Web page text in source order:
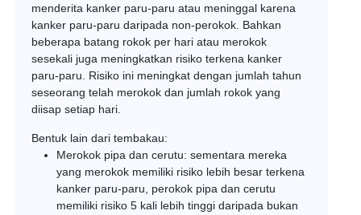
menderita kanker paru-paru atau meninggal karena
kanker paru-paru daripada non-perokok. Bahkan
beberapa batang rokok per hari atau merokok
sesekali juga meningkatkan risiko terkena kanker
paru-paru. Risiko ini meningkat dengan jumlah tahun
seseorang telah merokok dan jumlah rokok yang
diisap setiap hari.
Bentuk lain dari tembakau:
Merokok pipa dan cerutu: sementara mereka
yang merokok memiliki risiko lebih besar terkena
kanker paru-paru, perokok pipa dan cerutu
memiliki risiko 5 kali lebih tinggi daripada bukan